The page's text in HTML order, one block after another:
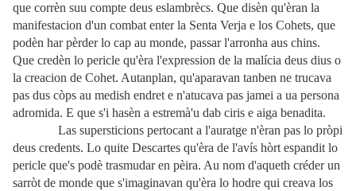
que corrèn suu compte deus eslambrècs. Que disèn qu'èran la
manifestacion d'un combat enter la Senta Verja e los Cohets, que
podèn har pèrder lo cap au monde, passar l'arronha aus chins.
Que credèn lo pericle qu'èra l'expression de la malícia deus dius o
la creacion de Cohet. Autanplan, qu'aparavan tanben ne trucava
pas dus còps au medish endret e n'atucava pas jamei a ua persona
adromida. E que s'i hasèn a estremà'u dab ciris e aiga benadita.
Las supersticions pertocant a l'auratge n'èran pas lo pròpi
deus credents. Lo quite Descartes qu'èra de l'avís hòrt espandit lo
pericle que's podè trasmudar en pèira. Au nom d'aqueth créder un
sarròt de monde que s'imaginavan qu'èra lo hodre qui creava los